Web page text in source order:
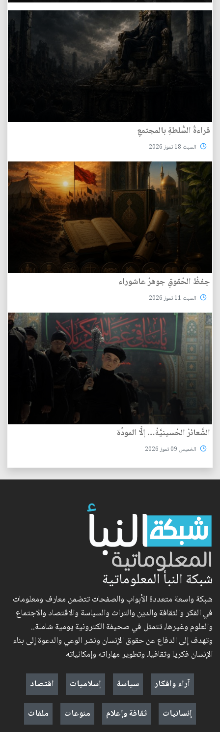
قراءةُ السُّلطةِ بالمجتمعِ
السبت 18 تموز 2026
حِفظُ الحُقوقِ جوهرُ عاشوراء
السبت 11 تموز 2026
الشَّعائرُ الحُسينيَّةُ… إلَّا المودَّة
الخميس 09 تموز 2026
شبكة النبأ المعلوماتية
شبكة واسعة متعددة الأبواب والصفحات تتضمن معارف ومعلومات
في الفكر والثقافة والدين والتراث والسياسة والاقتصاد والاجتماع
والعلوم وغيرها، تتمثل في صحيفة الكترونية يومية شاملة..
وتهدف إلى الدفاع عن حقوق الإنسان ونشر الوعي والدعوة إلى بناء
الإنسان فكريا وثقافيا، وتطوير مهاراته وإمكانياته
آراء وافكار
سياسة إسلاميات
اقتصاد
إنسانيات
ثقافة وإعلام منوعات ملفات